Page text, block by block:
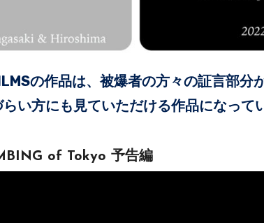
の作品は、被爆者の方々の証言部分
い方にも見ていただける作品になって
of Tokyo 予告編